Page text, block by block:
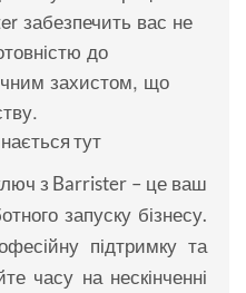
забезпечить вас не
до
захистом, що
тут
з Barrister – це ваш
запуску бізнесу.
підтримку та
часу на нескінченні